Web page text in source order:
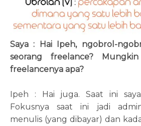
Saya : Hai Ipeh, ngobrol-
seorang freelance?
freelancenya apa?
Ipeh : Hai juga. Saat ini
Fokusnya saat ini jadi
menulis (yang dibayar) dan